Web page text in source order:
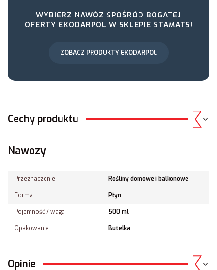
WYBIERZ NAWÓZ SPOŚRÓD BOGATEJ
OFERTY EKODARPOL W SKLEPIE STAMATS!
ZOBACZ PRODUKTY EKODARPOL
Cechy produktu
Nawozy
Przeznaczenie Rośliny domowe i balkonowe
Forma Płyn
Pojemność / waga 500 ml
Opakowanie Butelka
Opinie